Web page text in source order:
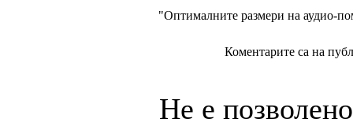
"Оптималните размери на аудио-
Коментарите са на
Не е